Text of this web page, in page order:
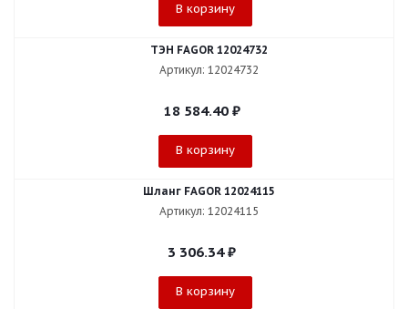
В корзину
ТЭН FAGOR 12024732
Артикул: 12024732
18 584.40₽
В корзину
Шланг FAGOR 12024115
Артикул: 12024115
3 306.34₽
В корзину